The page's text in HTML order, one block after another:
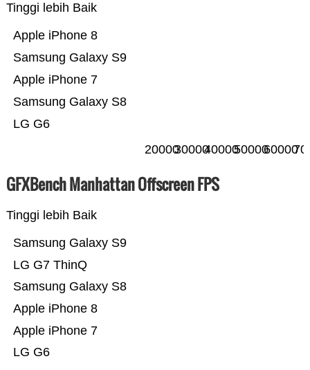
Tinggi lebih Baik
LG G6
Samsung Galaxy S8
Apple iPhone 7
Samsung Galaxy S9
Apple iPhone 8
2000030000400005000060000
GFXBench Manhattan Offscreen FPS
Tinggi lebih Baik
LG G6
Apple iPhone 7
Apple iPhone 8
Samsung Galaxy S8
LG G7 ThinQ
Samsung Galaxy S9